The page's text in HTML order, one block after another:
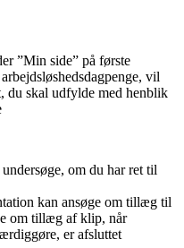
”Min side” på første
vil
du skal udfylde med henblik
om du har ret til
kan ansøge om tillæg til
om tillæg af klip, når
er afsluttet